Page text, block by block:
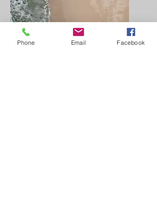
Gentagelser
Phone Email Facebook